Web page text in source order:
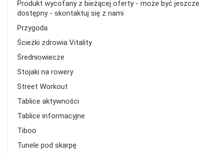
Produkt wycofany z bieżącej oferty - może być jeszcze
dostępny - skontaktuj się z nami
Przygoda
Ścieżki zdrowia Vitality
Średniowiecze
Stojaki na rowery
Street Workout
Tablice aktywności
Tablice informacyjne
Tiboo
Tunele pod skarpę